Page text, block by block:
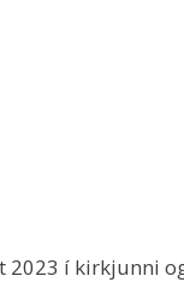
2023 í kirkjunni